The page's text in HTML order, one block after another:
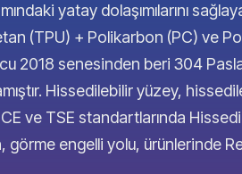
yatay dolaşımılarını
(TPU) + Polikarbon (PC) ve
2018 senesinden beri 304
Hissedilebilir yüzey,
ve TSE standartlarında
engelli yolu, ürünlerinde